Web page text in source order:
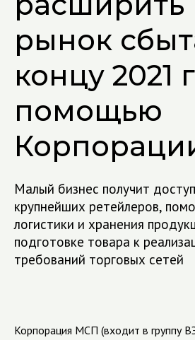
рынок
концу 2021
помощью
Малый бизнес получит
крупнейших ретейлеров,
логистики и хранения
подготовке товара к
требований торговых сетей
Корпорация МСП (входит в группу